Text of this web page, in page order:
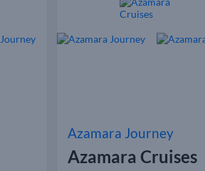
Azamara Journey
Azamara Cruises